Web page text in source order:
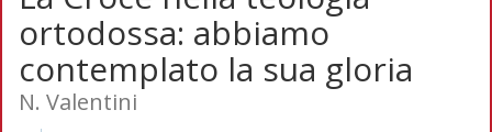
ortodossa: abbiamo
contemplato la sua gloria
N. Valentini